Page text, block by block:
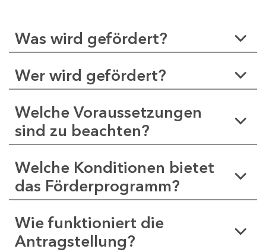
Was wird gefördert?
Wer wird gefördert?
Welche Voraussetzungen
sind zu beachten?
Welche Konditionen bietet
das Förderprogramm?
Wie funktioniert die
Antragstellung?